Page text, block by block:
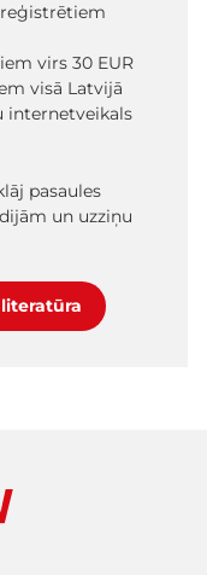
virs 30 EUR
visā Latvijā
internetveikals
pasaules
un uzziņu